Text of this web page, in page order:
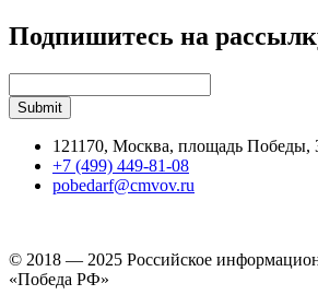
Подпишитесь на
121170, Москва, площадь Победы,
+7 (499) 449-81-08
pobedarf@cmvov.ru
© 2018 — 2025 Российское
«Победа РФ»